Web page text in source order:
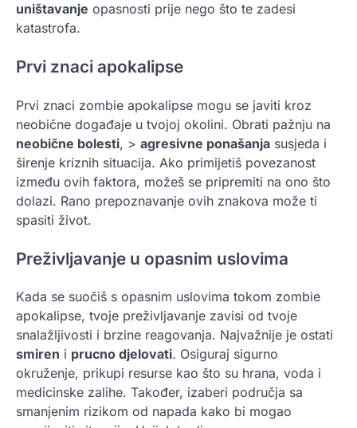
uništavanje opasnosti prije nego što te zadesi
katastrofa.
Prvi znaci apokalipse
Prvi znaci zombie apokalipse mogu se javiti kroz
neobične događaje u tvojoj okolini. Obrati pažnju na
neobične bolesti, > agresivne ponašanja susjeda i
širenje kriznih situacija. Ako primijetiš povezanost
između ovih faktora, možeš se pripremiti na ono što
dolazi. Rano prepoznavanje ovih znakova može ti
spasiti život.
Preživljavanje u opasnim uslovima
Kada se suočiš s opasnim uslovima tokom zombie
apokalipse, tvoje preživljavanje zavisi od tvoje
snalažljivosti i brzine reagovanja. Najvažnije je ostati
smiren i prucno djelovati. Osiguraj sigurno
okruženje, prikupi resurse kao što su hrana, voda i
medicinske zalihe. Također, izaberi područja sa
smanjenim rizikom od napada kako bi mogao